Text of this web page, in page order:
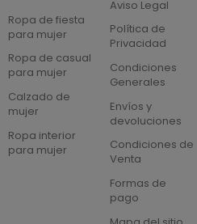
Ropa de fiesta
para mujer
Ropa de casual
para mujer
Calzado de
mujer
Ropa interior
para mujer
Aviso Legal
Política de
Privacidad
Condiciones
Generales
Envíos y
devoluciones
Condiciones de
Venta
Formas de
pago